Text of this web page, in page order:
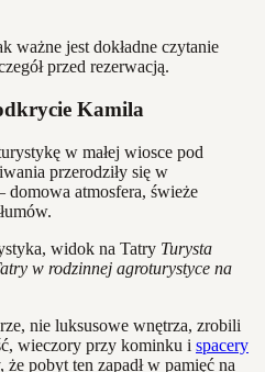
ważne jest dokładne czytanie
przed rezerwacją.
Kamila
w małej wiosce pod
przerodziły się w
domowa atmosfera, świeże
Turysta
w rodzinnej agroturystyce na
nie luksusowe wnętrza, zrobili
wieczory przy kominku i spacery
pobyt ten zapadł w pamięć na